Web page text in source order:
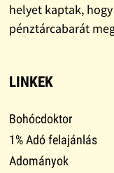
helyet kaptak,
pénztárcabarát
LINKEK
Bohócdoktor
1% Adó felajánlás
Adományok